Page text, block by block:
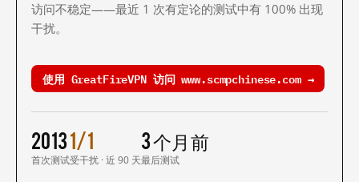
访问不稳定——最近 1 次有定论的测试中有 100% 出现
干扰。
使用 GreatFireVPN 访问 www.scmpchinese.com →
2013
首次测试
1/1
受干扰 · 近 90 天
3 个月前
最后测试